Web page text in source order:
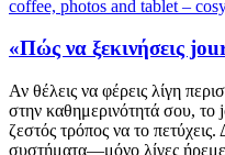
«Πώς να ξεκινήσεις
Αν θέλεις να φέρεις λίγη
στην καθημερινότητά σου, το
ζεστός τρόπος να το
συστήματα—μόνο λίγες